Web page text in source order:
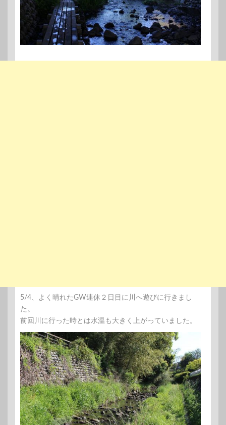
5/4、よく晴れたGW連休２日目に川へ遊びに行きまし
た。
前回川に行った時とは水温も大きく上がっていました。